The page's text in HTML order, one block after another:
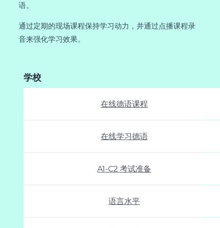
语。
通过定期的现场课程保持学习动力，并通过点播课程录
音来强化学习效果。
学校
在线德语课程
在线学习德语
A1-C2 考试准备
语言水平